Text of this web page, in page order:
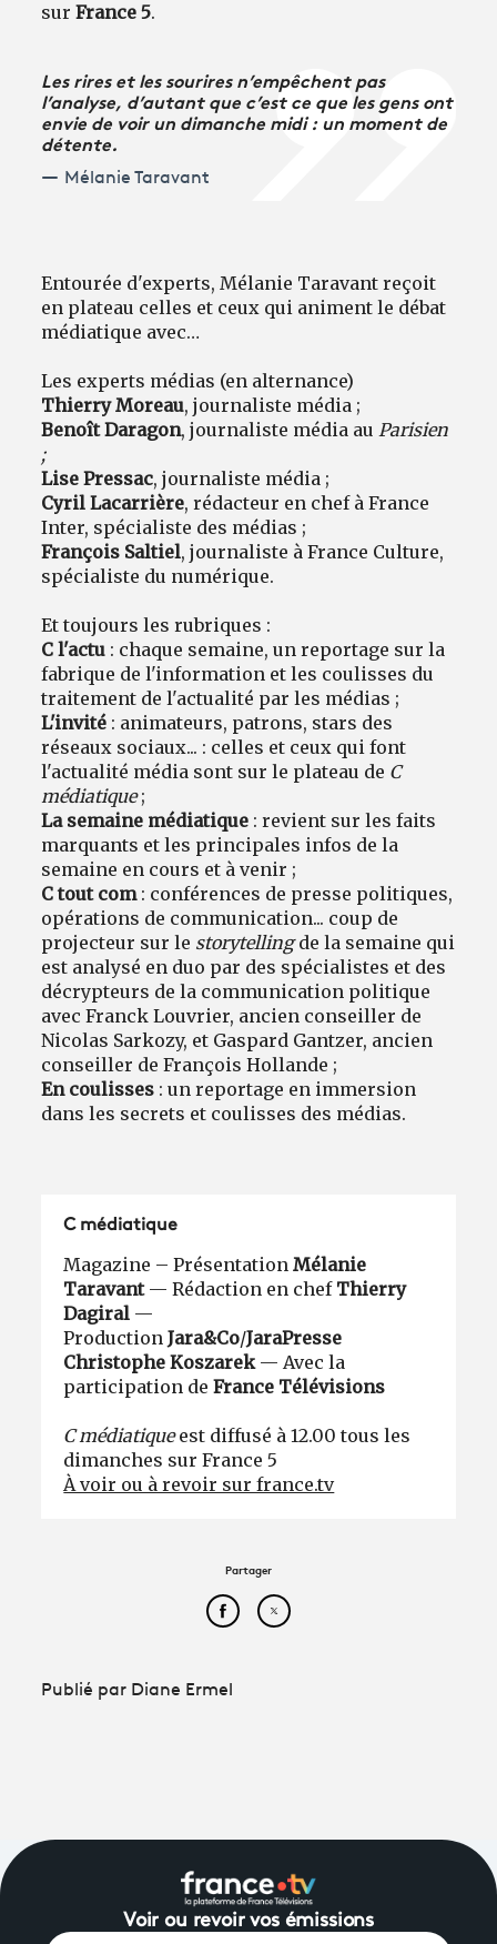
surFrance 5.
Les rires et les sourires n’empêchent pas
l’analyse, d’autant que c’est ce que les gens ont
envie de voir un dimanche midi : un moment de
détente.
Mélanie Taravant
Entourée d'experts, Mélanie Taravant reçoit
en plateau celles et ceux qui animent le débat
médiatique avec…
Les experts médias (en alternance)
Thierry Moreau, journaliste média ;
Benoît Daragon, journaliste média auParisien
;
Lise Pressac, journaliste média ;
Cyril Lacarrière, rédacteur en chef à France
Inter, spécialiste des médias ;
François Saltiel, journaliste à France Culture,
spécialiste du numérique.
Et toujours les rubriques :
C l'actu : chaque semaine, un reportage sur la
fabrique de l'information et les coulisses du
traitement de l'actualité par les médias ;
L'invité : animateurs, patrons, stars des
réseaux sociaux... : celles et ceux qui font
l'actualité média sont sur le plateau de C
médiatique;
La semaine médiatique : revient sur les faits
marquants et les principales infos de la
semaine en cours et à venir ;
C tout com: conférences de presse politiques,
opérations de communication... coup de
projecteur sur le storytellingde la semaine qui
est analysé en duo par des spécialistes et des
décrypteurs de la communication politique
avec Franck Louvrier, ancien conseiller de
Nicolas Sarkozy, et Gaspard Gantzer, ancien
conseiller de François Hollande ;
En coulisses : un reportage en immersion
dans les secrets et coulisses des médias.
C médiatique
Magazine – PrésentationMélanie
Taravant — Rédaction en chef Thierry
Dagiral —
ProductionJara&Co/JaraPresse
Christophe Koszarek— Avec la
participation deFrance Télévisions
C médiatiqueest diffusé à 12.00 tous les
dimanches sur France 5
À voir ou à revoir sur france.tv
Partager
Partager cet article sur
Partager cet article sur
Publié par Diane Ermel
Voir ou revoir vos émissions